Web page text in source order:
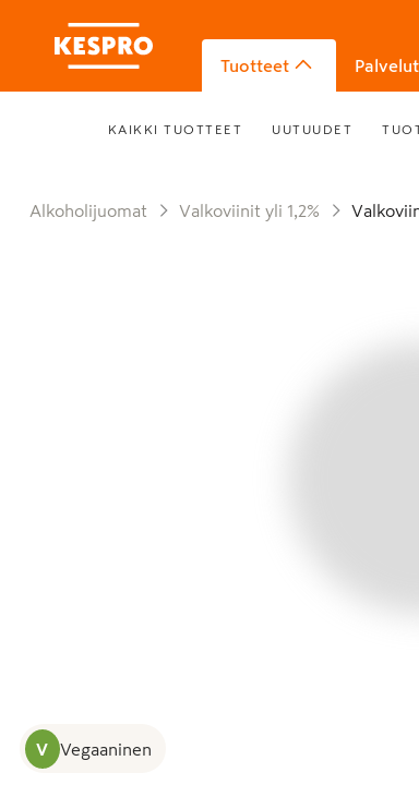
Tuotteet Palvelut
KAIKKI TUOTTEET UUTUUDET
Alkoholijuomat Valkoviinit yli 1,2%
V Vegaaninen